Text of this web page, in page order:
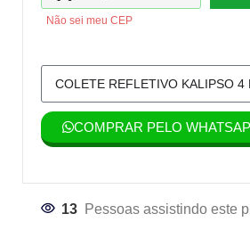
Não sei meu CEP
COMPRAR PELO
13 Pessoas assistindo este